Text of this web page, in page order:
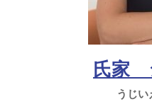
氏家
うじ